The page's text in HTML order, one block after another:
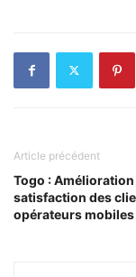
Article précédent
Togo : Amélioration
satisfaction des
opérateurs mobiles